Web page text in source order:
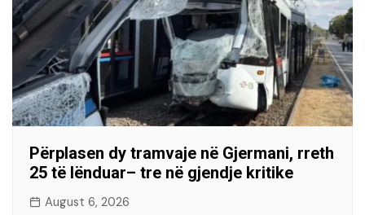
Përplasen dy tramvaje në Gjermani, rreth
25 të lënduar– tre në gjendje kritike
August 6, 2026